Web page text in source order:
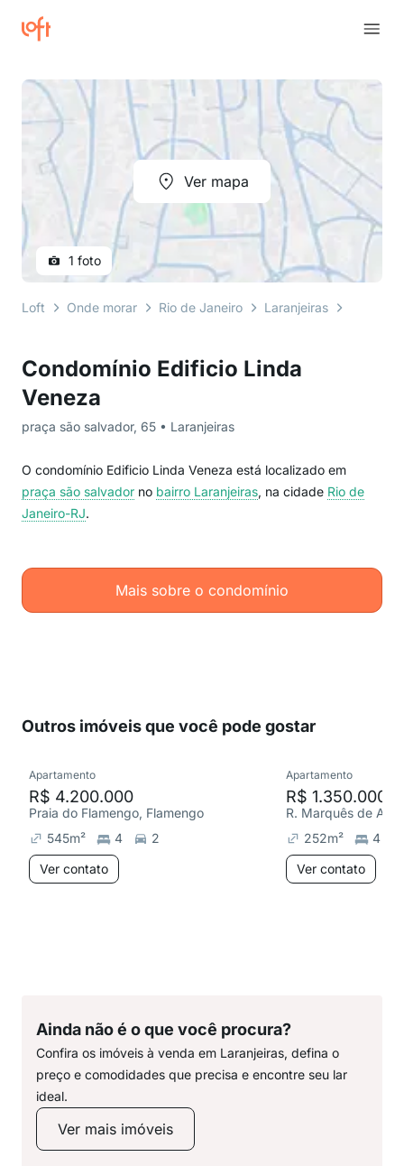
Condomínio Edificio Linda
Veneza
praça são salvador, 65 • Laranjeiras
O condomínio Edificio Linda Veneza está localizado em
praça são salvador no bairro Laranjeiras, na cidade Rio de
Janeiro-RJ.
Mais sobre o condomínio
Ver mapa
1 foto
Loft Onde morar Rio de Janeiro Laranjeiras
Outros imóveis que você pode gostar
Apartamento
R$ 4.200.000
Praia do Flamengo, Flamengo
545m² 4
2
Ver contato
Apartamento
R$ 1.350.000
R. Marquês de
252m²
4
Ver contato
Ainda não é o que você procura?
Confira os imóveis à venda em Laranjeiras, defina o
preço e comodidades que precisa e encontre seu lar
ideal.
Ver mais imóveis